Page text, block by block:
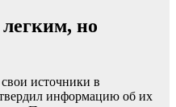
но
источники в
информацию об их